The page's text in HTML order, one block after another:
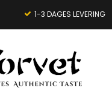
1-3 DAGES LEVERING